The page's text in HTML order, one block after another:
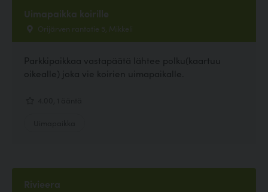
Uimapaikka koirille
Orijärven rantatie 5, Mikkeli
Parkkipaikkaa vastapäätä lähtee polku(kaartuu
oikealle) joka vie koirien uimapaikalle.
Rivieera